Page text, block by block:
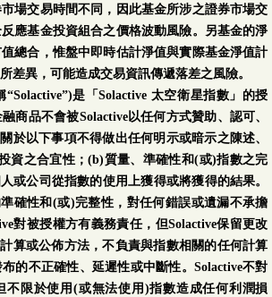
場交易時間不同，因此基金所涉之證券市場交
應基金投資組合之價格波動風險。另基金的淨
總合，惟盤中即時估計淨值與實際基金淨值計
差異，可能造成交易資訊傳遞落差之風險。
“Solactive”)是「Solactive 太空衛星指數」的授
商品不會被Solactive以任何方式贊助、認可、
於以下事項不得做出任何明示或暗示之陳述、
資之合宜性；(b)質量、準確性和(或)指數之完
或公司從指數的使用上獲得或將獲得的結果。
確性和(或)完整性，對任何錯誤或遺漏不承擔
對被授權方有義務責任，但Solactive保留更改
算或公佈方法，不負責與指數相關的任何計算
的不正確性、延遲性或中斷性。Solactive不對
不限於使用(或無法使用)指數造成任何利潤損